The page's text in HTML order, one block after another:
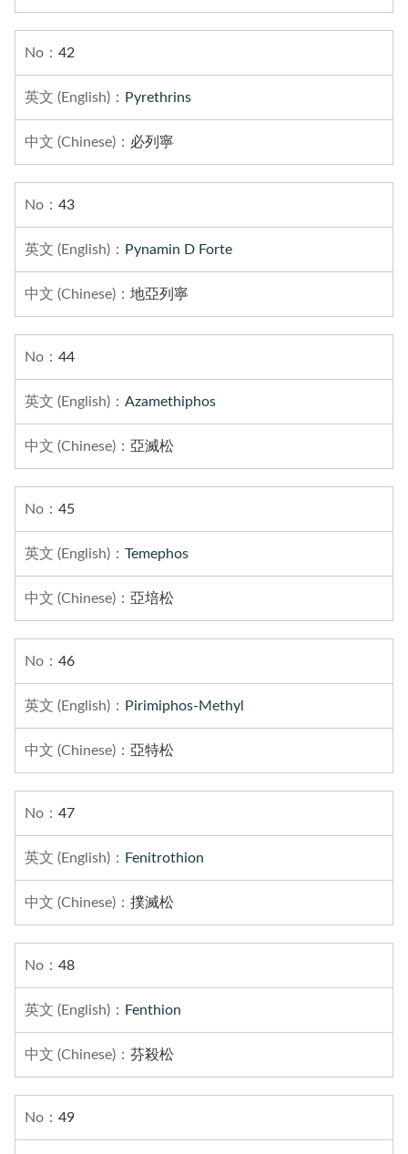
42
Pyrethrins
必列寧
43
Pynamin D Forte
地亞列寧
44
Azamethiphos
亞滅松
45
Temephos
亞培松
46
Pirimiphos-Methyl
亞特松
47
Fenitrothion
撲滅松
48
Fenthion
芬殺松
49